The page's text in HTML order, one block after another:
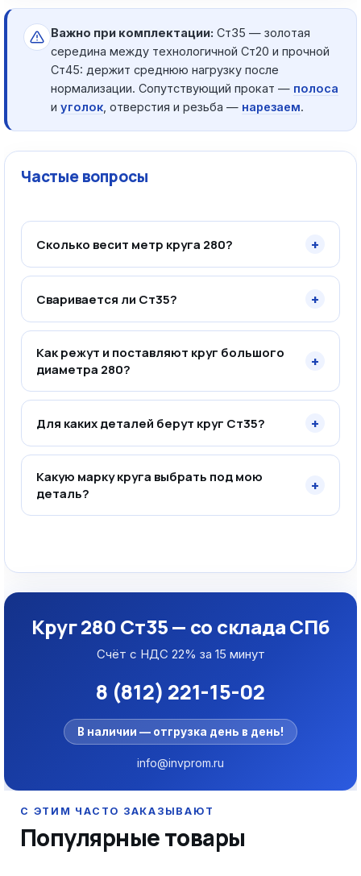
Важно при комплектации: Ст35 — золотая
середина между технологичной Ст20 и прочной
Ст45: держит среднюю нагрузку после
нормализации. Сопутствующий прокат — полоса
и уголок , отверстия и резьба — нарезаем.
Частые вопросы
Сколько весит метр круга 280? +
Сваривается ли Ст35? +
Как режут и поставляют круг большого
диаметра 280?
+
Для каких деталей берут круг Ст35? +
Какую марку круга выбрать под мою
деталь?
+
Круг 280 Ст35 — со склада СПб
Счёт с НДС 22% за 15 минут
8 (812) 221-15-02
В наличии — отгрузка день в день!
info@invprom.ru
Популярные товары